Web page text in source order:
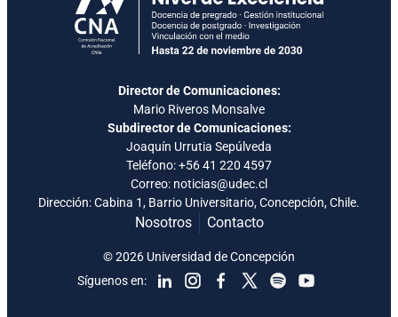
Director de Comunicaciones:
Mario Riveros Monsalve
Subdirector de Comunicaciones:
Joaquín Urrutia Sepúlveda
Teléfono:+56 41 220 4597
Correo: noticias@udec.cl
Dirección: Cabina 1, Barrio Universitario, Concepción, Chile.
Nosotros Contacto
Síguenos en:
© 2026 Universidad de Concepción